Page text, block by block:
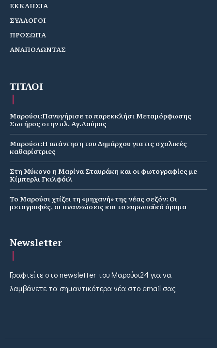
ΕΚΚΛΗΣΙΑ
ΣΥΛΛΟΓΟΙ
ΠΡΟΣΩΠΑ
ΑΝΑΠΟΛΩΝΤΑΣ
ΤΙΤΛΟΙ
Μαρούσι:Πανυγήρισε το παρεκκλήσι Μεταμόρφωσης
Σωτήρος στην πλ. Αγ.Λαύρας
Μαρούσι:Η απάντηση του Δημάρχου για τις σχολικές
καθαρίστριες
Στη Μύκονο η Μαρίνα Σταυράκη και οι φωτογραφίες με
Κίμπερλι Γκιλφόιλ
Το Μαρούσι χτίζει τη «μηχανή» της νέας σεζόν: Οι
μεταγραφές, οι ανανεώσεις και το ευρωπαϊκό όραμα
Newsletter
Γραφτείτε στο newsletter του Μαρούσι24 για να
λαμβάνετε τα σημαντικότερα νέα στο email σας